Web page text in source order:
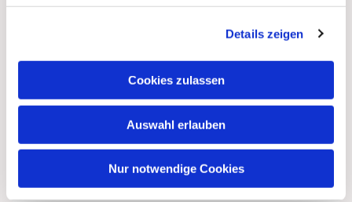
Details zeigen
Cookies zulassen
Auswahl erlauben
Nur notwendige Cookies
Dies könnte Sie auch
interessieren